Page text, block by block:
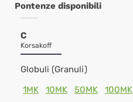
Pontenze disponibili
C
Korsakoff
Globuli (Granuli)
1MK
10MK 50MK 100MK